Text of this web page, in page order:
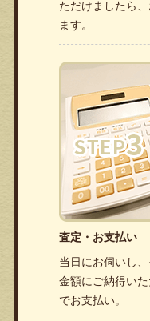
ただけましたら
ます。
査定・お支払い
当日にお伺いし
金額にご納得い
でお支払い。